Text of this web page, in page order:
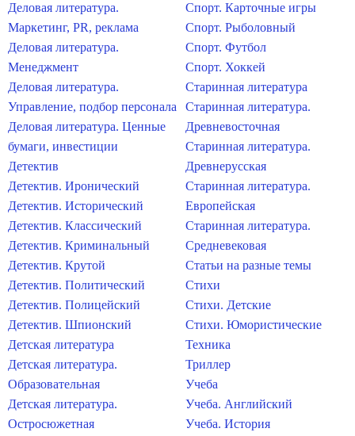
Деловая литература.
Маркетинг, PR, реклама
Деловая литература.
Менеджмент
Деловая литература.
Управление, подбор персонала
Деловая литература. Ценные
бумаги, инвестиции
Детектив
Детектив. Иронический
Детектив. Исторический
Детектив. Классический
Детектив. Криминальный
Детектив. Крутой
Детектив. Политический
Детектив. Полицейский
Детектив. Шпионский
Детская литература
Детская литература.
Образовательная
Детская литература.
Остросюжетная
Спорт. Карточные игры
Спорт. Рыболовный
Спорт. Футбол
Спорт. Хоккей
Старинная литература
Старинная литература.
Древневосточная
Старинная литература.
Древнерусская
Старинная литература.
Европейская
Старинная литература.
Средневековая
Статьи на разные темы
Стихи
Стихи. Детские
Стихи. Юмористические
Техника
Триллер
Учеба
Учеба. Английский
Учеба. История